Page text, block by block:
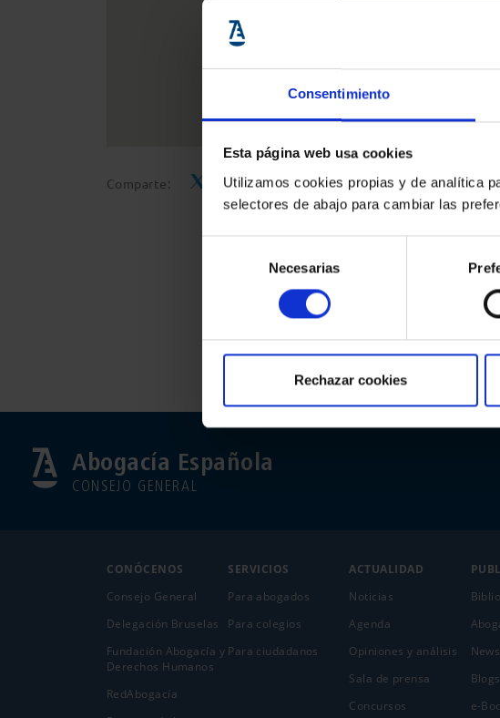
Consentimiento
Esta página web usa cookies
Utilizamos cookies propias y de analítica
selectores de abajo para cambiar las
consentimiento
Necesarias
Rechazar cookies
Comparte:
Abogacía Española
CONSEJO GENERAL
CONÓCENOS
Consejo General
Delegación Bruselas
Fundación Abogacía y
Derechos Humanos
RedAbogacía
SERVICIOS
Para abogados
Para colegios
Para ciudadanos
ACTUALIDAD
Noticias
Agenda
Opiniones y análisis
Sala de prensa
Concursos
Blogs
e-